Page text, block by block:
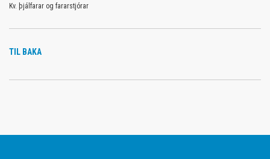
Kv. þjálfarar og fararstjórar
TIL BAKA